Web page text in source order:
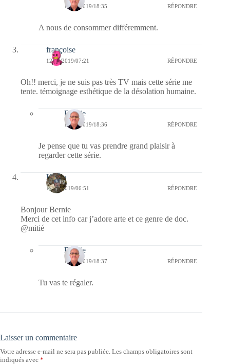
13/06/2019/18:35 RÉPONDRE
A nous de consommer différemment.
françoise
12/06/2019/07:21 RÉPONDRE
Oh!! merci, je ne suis pas très TV mais cette série me
tente. témoignage esthétique de la désolation humaine.
Bernie
13/06/2019/18:36 RÉPONDRE
Je pense que tu vas prendre grand plaisir à
regarder cette série.
Kévin
12/06/2019/06:51 RÉPONDRE
Bonjour Bernie
Merci de cet info car j’adore arte et ce genre de doc.
@mitié
Bernie
13/06/2019/18:37 RÉPONDRE
Tu vas te régaler.
Laisser un commentaire
Votre adresse e-mail ne sera pas publiée. Les champs obligatoires sont
indiqués avec *